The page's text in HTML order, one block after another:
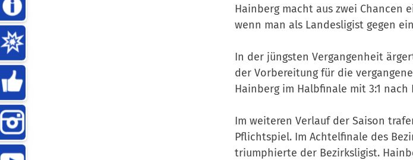
Hainberg macht aus zwei Chancen
wenn man als Landesligist gegen
In der jüngsten Vergangenheit
der Vorbereitung für die
Hainberg im Halbfinale mit 3:1
Im weiteren Verlauf der Saison
Pflichtspiel. Im Achtelfinale des
triumphierte der Bezirksligist.